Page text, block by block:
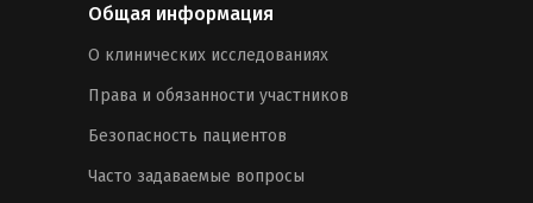
Общая информация
О клинических исследованиях
Права и обязанности участников
Безопасность пациентов
Часто задаваемые вопросы